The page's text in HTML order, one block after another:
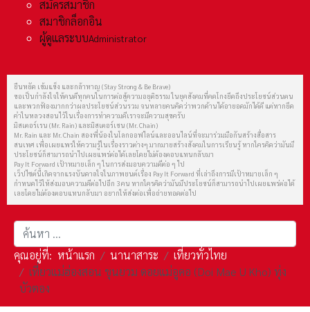
สมัครสมาชิก
สมาชิกล็อกอิน
ผู้ดูแลระบบAdministrator
ยืนหยัด เข้มแข็ง และกล้าหาญ (Stay Strong & Be Brave)
ขอเป็นกำลังใจให้คนดีทุกคนในการต่อสู้ความอยุติธรรม ในยุคสังคมที่คดโกงยึดถึงประโยชน์ส่วนตน
และพวกฟ้องมากกว่าผลประโยชน์ส่วนรวม จนหลายคนคิดว่าพวกด้านได้อายอดมักได้ดี แต่หากยึด
คำในหลวงสอนไว้ในเรื่องการทำความดีเราจะมีความสุขครับ
มิสเตอร์เรน (Mr. Rain) และมิสเตอร์เชน (Mr. Chain)
Mr. Rain และ Mr. Chain สองพี่น้องในโลกออฟไลน์และออนไลน์ที่จะมาร่วมมือกันสร้างสื่อสาร
สนเทศ เพื่อเผยแพร่ให้ความรู้ในเรื่องราวต่างๆ มากมายสร้างสังคมในการเรียนรู้ หากใครคิดว่ามันมี
ประโยชน์ก็สามารถนำไปเผยแพร่ต่อได้เลยโดยไม่ต้องตอบแทนกลับมา
Pay It Forward เป้าหมายเล็ก ๆ ในการส่งมอบความดีต่อ ๆ ไป
เว็ปไซต์นี้เกิดจากแรงบันดาลใจในภาพยนต์เรื่อง Pay It Forward ที่เล่าถึงการมีเป้าหมายเล็ก ๆ
กำหนดไว้ให้ส่งมอบความดีต่อไปอีก 3 คน หากใครคิดว่ามันมีประโยชน์ก็สามารถนำไปเผยแพร่ต่อได้
เลยโดยไม่ต้องตอบแทนกลับมา อยากให้ส่งต่อเพื่อถ่ายทอดต่อไป
การค้นหา
คุณอยู่ที่: หน้าแรก นานาสาระ
เที่ยวทั่วไทย
เที่ยวแม่ฮ่องสอน ขุนยวม ดอยแม่อูคอ (Doi Mae U Kho) ทุ่ง
บัวตอง